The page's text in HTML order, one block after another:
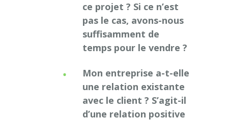
ce projet ? Si ce n’est
pas le cas, avons-nous
suffisamment de
temps pour le vendre ?
Mon entreprise a-t-elle
une relation existante
avec le client ? S’agit-il
d’une relation positive